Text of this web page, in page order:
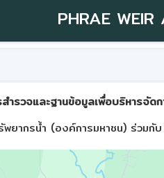
PHRAE WEIR
ำรวจและฐานข้อมูลเพื่อบริหารจั
ยากรน้ำ (องค์การมหาชน) ร่วมกั